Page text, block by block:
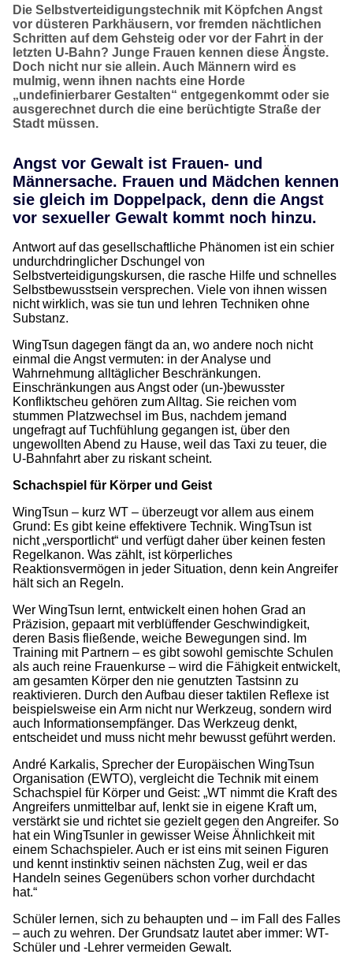
Die Selbstverteidigungstechnik mit Köpfchen Angst
vor düsteren Parkhäusern, vor fremden nächtlichen
Schritten auf dem Gehsteig oder vor der Fahrt in der
letzten U-Bahn? Junge Frauen kennen diese Ängste.
Doch nicht nur sie allein. Auch Männern wird es
mulmig, wenn ihnen nachts eine Horde
„undefinierbarer Gestalten“ entgegenkommt oder sie
ausgerechnet durch die eine berüchtigte Straße der
Stadt müssen.
Angst vor Gewalt ist Frauen- und
Männersache. Frauen und Mädchen kennen
sie gleich im Doppelpack, denn die Angst
vor sexueller Gewalt kommt noch hinzu.
Antwort auf das gesellschaftliche Phänomen ist ein schier
undurchdringlicher Dschungel von
Selbstverteidigungskursen, die rasche Hilfe und schnelles
Selbstbewusstsein versprechen. Viele von ihnen wissen
nicht wirklich, was sie tun und lehren Techniken ohne
Substanz.
WingTsun dagegen fängt da an, wo andere noch nicht
einmal die Angst vermuten: in der Analyse und
Wahrnehmung alltäglicher Beschränkungen.
Einschränkungen aus Angst oder (un-)bewusster
Konfliktscheu gehören zum Alltag. Sie reichen vom
stummen Platzwechsel im Bus, nachdem jemand
ungefragt auf Tuchfühlung gegangen ist, über den
ungewollten Abend zu Hause, weil das Taxi zu teuer, die
U-Bahnfahrt aber zu riskant scheint.
Schachspiel für Körper und Geist
WingTsun – kurz WT – überzeugt vor allem aus einem
Grund: Es gibt keine effektivere Technik. WingTsun ist
nicht „versportlicht“ und verfügt daher über keinen festen
Regelkanon. Was zählt, ist körperliches
Reaktionsvermögen in jeder Situation, denn kein Angreifer
hält sich an Regeln.
Wer WingTsun lernt, entwickelt einen hohen Grad an
Präzision, gepaart mit verblüffender Geschwindigkeit,
deren Basis fließende, weiche Bewegungen sind. Im
Training mit Partnern – es gibt sowohl gemischte Schulen
als auch reine Frauenkurse – wird die Fähigkeit entwickelt,
am gesamten Körper den nie genutzten Tastsinn zu
reaktivieren. Durch den Aufbau dieser taktilen Reflexe ist
beispielsweise ein Arm nicht nur Werkzeug, sondern wird
auch Informationsempfänger. Das Werkzeug denkt,
entscheidet und muss nicht mehr bewusst geführt werden.
André Karkalis, Sprecher der Europäischen WingTsun
Organisation (EWTO), vergleicht die Technik mit einem
Schachspiel für Körper und Geist: „WT nimmt die Kraft des
Angreifers unmittelbar auf, lenkt sie in eigene Kraft um,
verstärkt sie und richtet sie gezielt gegen den Angreifer. So
hat ein WingTsunler in gewisser Weise Ähnlichkeit mit
einem Schachspieler. Auch er ist eins mit seinen Figuren
und kennt instinktiv seinen nächsten Zug, weil er das
Handeln seines Gegenübers schon vorher durchdacht
hat.“
Schüler lernen, sich zu behaupten und – im Fall des Falles
– auch zu wehren. Der Grundsatz lautet aber immer: WT-
Schüler und -Lehrer vermeiden Gewalt.